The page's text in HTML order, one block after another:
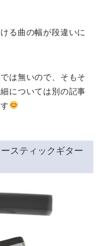
る曲の幅が段違いに
は無いので、そもそ
については別の記事
スティックギター